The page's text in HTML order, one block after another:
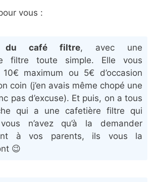
vous :
du café filtre, avec une
filtre toute simple. Elle vous
10€ maximum ou 5€ d’occasion
coin (j’en avais même chopé une
pas d’excuse). Et puis, on a tous
qui a une cafetière filtre qui
n’avez qu’à la demander
à vos parents, ils vous la
😉